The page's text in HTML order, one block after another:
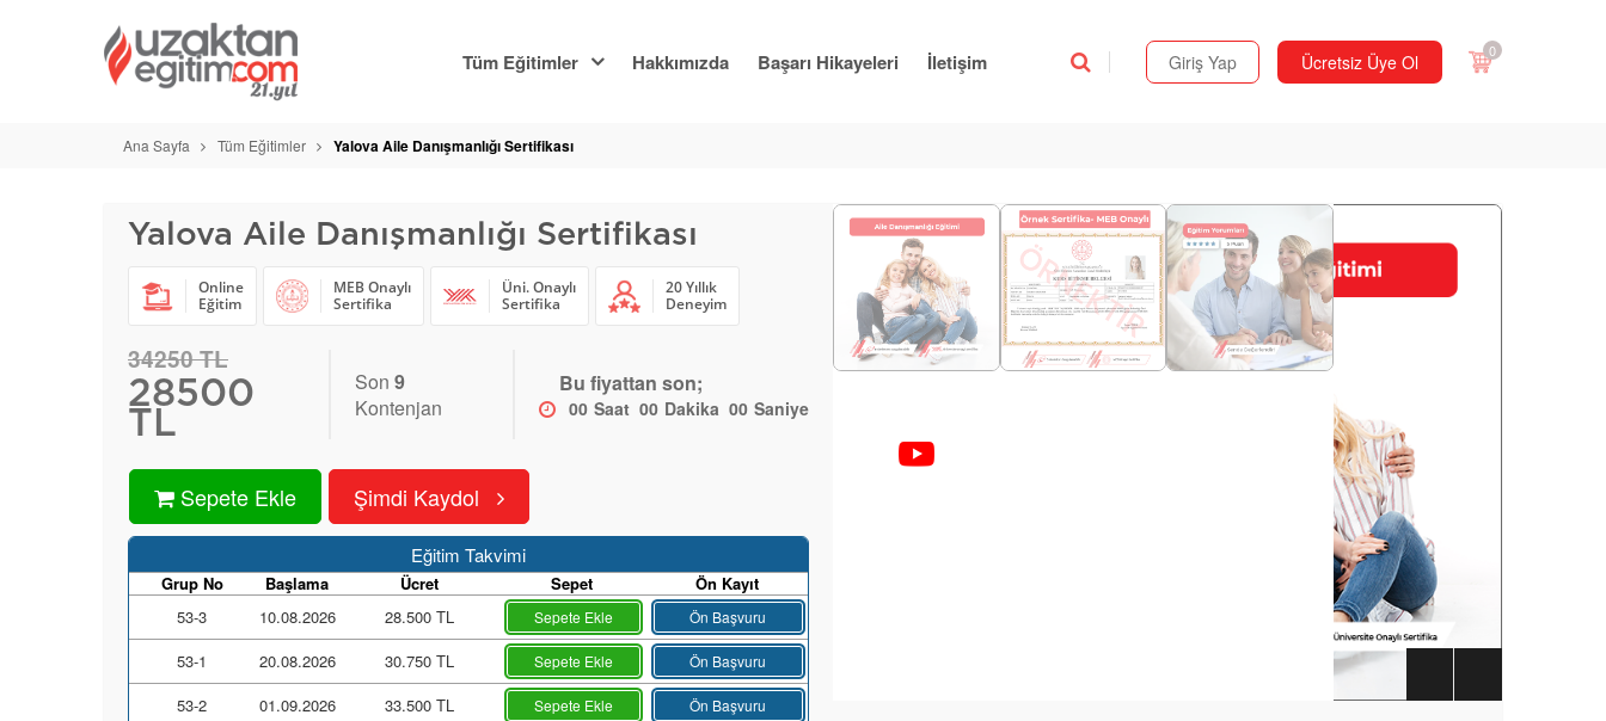
Tüm Eğitimler Hakkımızda Başarı Hikayeleri İletişim Giriş Yap Ücretsiz Üye Ol 0
Ana Sayfa Tüm Eğitimler Yalova Aile Danışmanlığı Sertifikası
Yalova Aile Danışmanlığı Sertifikası
Online
Eğitim
MEB Onaylı
Sertifika
Üni. Onaylı
Sertifika
20 Yıllık
Deneyim
34250 TL
28500
TL
Son 9
Kontenjan
Bu fiyattan son;
00 Saat 00 Dakika 00 Saniye
Sepete Ekle Şimdi Kaydol
Eğitim Takvimi
Grup No Başlama Ücret Sepet
Ön Kayıt
53-3
10.08.2026 28.500 TL Sepete Ekle Ön Başvuru
53-1 20.08.2026 30.750 TL Sepete Ekle Ön Başvuru
53-2 01.09.2026 33.500 TL Sepete Ekle Ön Başvuru